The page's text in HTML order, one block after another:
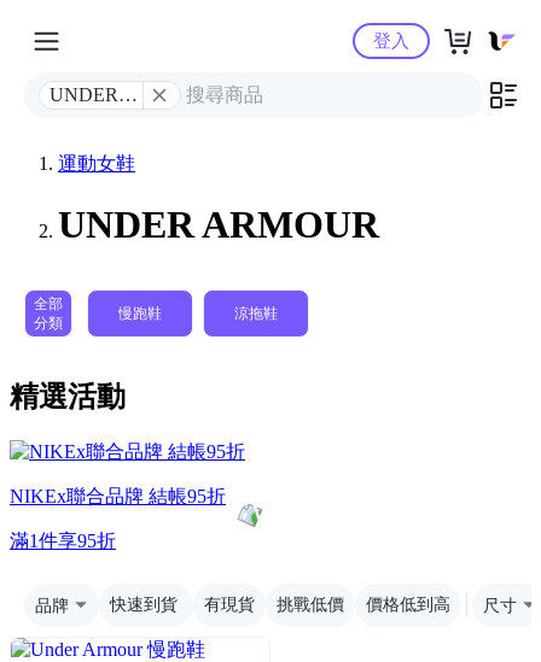
Yahoo購物中心
UNDER
登入
運動女鞋
UNDER ARMOUR
全部
分類
慢跑鞋 涼拖鞋
精選活動
NIKEx聯合品牌 結帳95折
滿1件享95折
品牌 快速到貨 有現貨 挑戰低價 價格低到高 尺寸